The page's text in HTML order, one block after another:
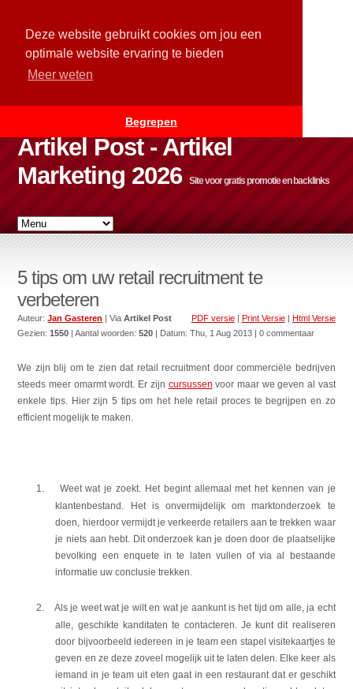
Deze website gebruikt cookies om jou een
optimale website ervaring te bieden
Meer weten
Begrepen
Artikel Post - Artikel
Marketing 2026
Site voor gratis promotie en backlinks
5 tips om uw retail recruitment te
verbeteren
PDF versie| Print Versie| Html Versie
Auteur:Jan Gasteren | ViaArtikel Post
Gezien:1550 | Aantal woorden:520 | Datum:Thu, 1 Aug 2013 | 0 commentaar
We zijn blij om te zien dat retail recruitment door commerciële bedrijven
steeds meer omarmt wordt. Er zijn cursussen voor maar we geven al vast
enkele tips. Hier zijn 5 tips om het hele retail proces te begrijpen en zo
efficient mogelijk te maken.
1.
Weet wat je zoekt. Het begint allemaal met het kennen van je
klantenbestand. Het is onvermijdelijk om marktonderzoek te
doen, hierdoor vermijdt je verkeerde retailers aan te trekken waar
je niets aan hebt. Dit onderzoek kan je doen door de plaatselijke
bevolking een enquete in te laten vullen of via al bestaande
informatie uw conclusie trekken.
2.
Als je weet wat je wilt en wat je aankunt is het tijd om alle, ja echt
alle, geschikte kanditaten te contacteren. Je kunt dit realiseren
door bijvoorbeeld iedereen in je team een stapel visitekaartjes te
geven en ze deze zoveel mogelijk uit te laten delen. Elke keer als
iemand in je team uit eten gaat in een restaurant dat er geschikt